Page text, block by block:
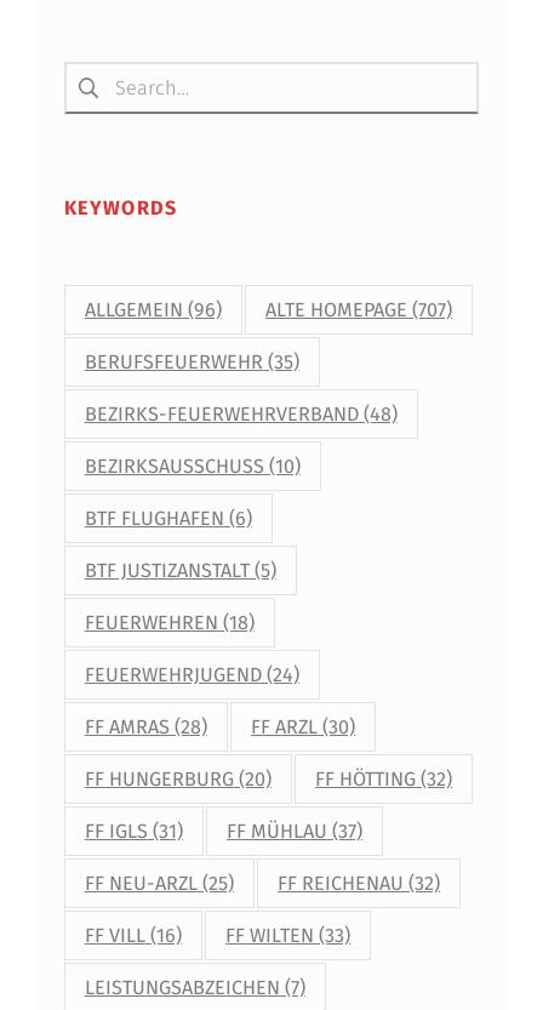
Suchen nach:
KEYWORDS
ALLGEMEIN (96) ALTE HOMEPAGE (707)
BERUFSFEUERWEHR (35)
BEZIRKS-FEUERWEHRVERBAND(48)
BEZIRKSAUSSCHUSS (10)
BTF FLUGHAFEN (6)
BTF JUSTIZANSTALT(5)
FEUERWEHREN (18)
FEUERWEHRJUGEND(24)
FF AMRAS (28) FF ARZL (30)
FF HUNGERBURG(20) FF HÖTTING (32)
FF IGLS (31) FF MÜHLAU (37)
FF NEU-ARZL(25) FF REICHENAU (32)
FF VILL(16) FF WILTEN (33)
LEISTUNGSABZEICHEN (7)